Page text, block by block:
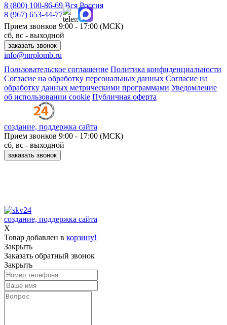
8 (800) 100-86-69 Вся Россия
8 (967) 653-44-77
Прием звонков 9:00 - 17:00 (МСК)
сб, вс - выходной
заказать звонок
info@mrplomb.ru
Пользовательское соглашение Политика конфиденциальности
Согласие на обработку персональных данных Согласие на
обработку данных метрическими программами Уведомление
об использовании cookie Публичная оферта
создание, поддержка сайта
Прием звонков 9:00 - 17:00 (МСК)
сб, вс - выходной
заказать звонок
создание, поддержка сайта
X
Товар добавлен в корзину!
Закрыть
Заказать обратный звонок
Закрыть